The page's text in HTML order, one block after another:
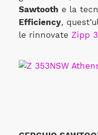
Sawtooth e la
Efficiency,
le rinnovate Zipp